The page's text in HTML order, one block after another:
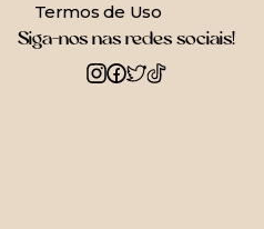
Termos de Uso
Siga-nos nas redes sociais!